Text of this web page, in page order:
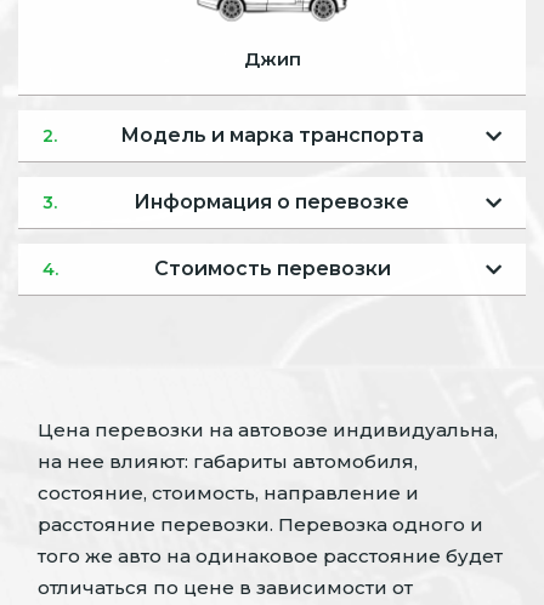
Джип
2. Модель и марка транспорта
3. Информация о перевозке
4. Стоимость перевозки
Цена перевозки на автовозе индивидуальна,
на нее влияют: габариты автомобиля,
состояние, стоимость, направление и
расстояние перевозки. Перевозка одного и
того же авто на одинаковое расстояние будет
отличаться по цене в зависимости от